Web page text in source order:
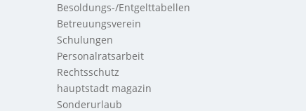
Besoldungs-/Entgelttabellen
Betreuungsverein
Schulungen
Personalratsarbeit
Rechtsschutz
hauptstadt magazin
Sonderurlaub